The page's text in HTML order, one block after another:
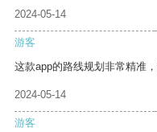
2024-05-14
游客
这款app的路线规划非常精准
2024-05-14
游客